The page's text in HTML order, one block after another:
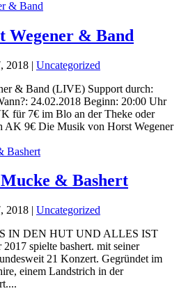
Wegener & Band
2018 | Uncategorized
& Band (LIVE) Support durch:
24.02.2018 Beginn: 20:00 Uhr
für 7€ im Blo an der Theke oder
AK 9€ Die Musik von Horst Wegener
& Bashert
2018 | Uncategorized
IN DEN HUT UND ALLES IST
spielte bashert. mit seiner
21 Konzert. Gegründet im
einem Landstrich in der